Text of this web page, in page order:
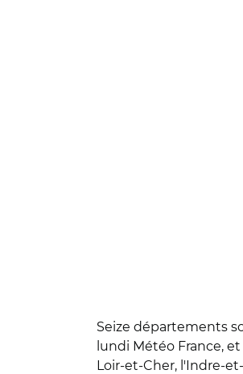
Seize départements
lundi Météo France,
Loir-et-Cher, l'Indre-